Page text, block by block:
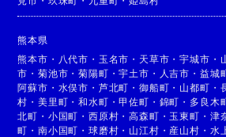
熊本県
熊本市 ・ 八代市 ・ 玉名市 ・ 天草市 ・宇城市 ・
市 ・菊池市 ・菊陽町 ・宇土市 ・ 人吉市 ・ 益城
阿蘇市 ・ 水俣市 ・ 芦北町 ・御船町 ・ 山都町 ・
村 ・美里町 ・和水町 ・甲佐町 ・ 錦町 ・ 多良木
北町 ・ 小国町 ・西原村 ・高森町 ・ 玉東町 ・ 津
町 ・南小国町 ・球磨村 ・ 山江村 ・ 産山村 ・ 水